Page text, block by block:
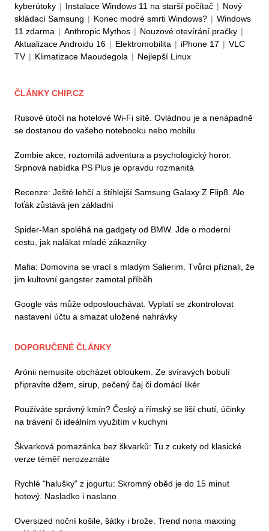
kyberútoky | Instalace Windows 11 na starší počítač | Nový
skládací Samsung | Konec modré smrti Windows? | Windows
11 zdarma | Anthropic Mythos | Nouzové otevírání pračky |
Aktualizace Androidu 16 | Elektromobilita | iPhone 17 | VLC
TV | Klimatizace Maoudegola | Nejlepší Linux
ČLÁNKY CHIP.CZ
Rusové útočí na hotelové Wi-Fi sítě. Ovládnou je a nenápadně
se dostanou do vašeho notebooku nebo mobilu
Zombie akce, roztomilá adventura a psychologický horor.
Srpnová nabídka PS Plus je opravdu rozmanitá
Recenze: Ještě lehčí a štíhlejší Samsung Galaxy Z Flip8. Ale
foťák zůstává jen základní
Spider-Man spoléhá na gadgety od BMW. Jde o moderní
cestu, jak nalákat mladé zákazníky
Mafia: Domovina se vrací s mladým Salierim. Tvůrci přiznali, že
jim kultovní gangster zamotal příběh
Google vás může odposlouchávat. Vyplatí se zkontrolovat
nastavení účtu a smazat uložené nahrávky
DOPORUČENÉ ČLÁNKY
Arónii nemusíte obcházet obloukem. Ze svíravých bobulí
připravíte džem, sirup, pečený čaj či domácí likér
Používáte správný kmín? Český a římský se liší chutí, účinky
na trávení či ideálním využitím v kuchyni
Škvarková pomazánka bez škvarků: Tu z cukety od klasické
verze téměř nerozeznáte
Rychlé "halušky" z jogurtu: Skromný oběd je do 15 minut
hotový. Nasladko i naslano
Oversized noční košile, šátky i brože. Trend nona maxxing